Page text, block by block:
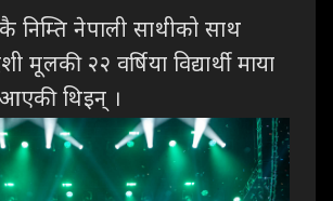
निम्ति नेपाली साथीको साथ
मूलकी २२ वर्षिया विद्यार्थी माया
थिइन् ।